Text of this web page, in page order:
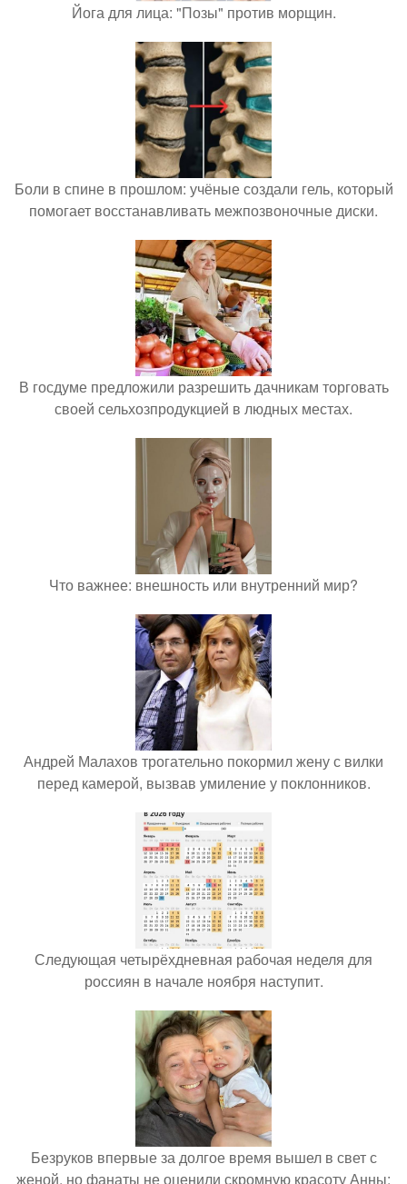
Йога для лица: "Позы" против морщин.
Боли в спине в прошлом: учёные создали гель, который
помогает восстанавливать межпозвоночные диски.
В госдуме предложили разрешить дачникам торговать
своей сельхозпродукцией в людных местах.
Что важнее: внешность или внутренний мир?
Андрей Малахов трогательно покормил жену с вилки
перед камерой, вызвав умиление у поклонников.
Следующая четырёхдневная рабочая неделя для
россиян в начале ноября наступит.
Безруков впервые за долгое время вышел в свет с
женой, но фанаты не оценили скромную красоту Анны: